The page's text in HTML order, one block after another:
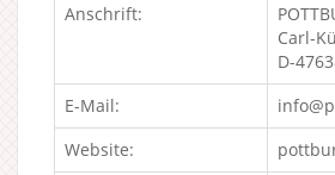
Anschrift:
Carl-
D-
E-Mail:
Website: